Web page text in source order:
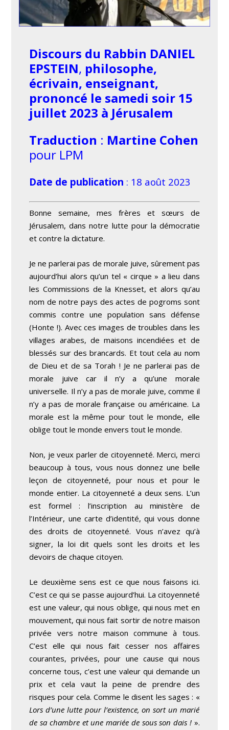
Discours du Rabbin DANIEL
EPSTEIN, philosophe,
écrivain, enseignant,
prononcé le samedi soir 15
juillet 2023 à Jérusalem
Traduction : Martine Cohen
pour LPM
Date de publication : 18 août 2023
Bonne semaine, mes frères et sœurs de
Jérusalem, dans notre lutte pour la démocratie
et contre la dictature.
Je ne parlerai pas de morale juive, sûrement pas
aujourd’hui alors qu’un tel « cirque » a lieu dans
les Commissions de la Knesset, et alors qu’au
nom de notre pays des actes de pogroms sont
commis contre une population sans défense
(Honte !). Avec ces images de troubles dans les
villages arabes, de maisons incendiées et de
blessés sur des brancards. Et tout cela au nom
de Dieu et de sa Torah ! Je ne parlerai pas de
morale juive car il n’y a qu’une morale
universelle. Il n’y a pas de morale juive, comme il
n’y a pas de morale française ou américaine. La
morale est la même pour tout le monde, elle
oblige tout le monde envers tout le monde.
Non, je veux parler de citoyenneté. Merci, merci
beaucoup à tous, vous nous donnez une belle
leçon de citoyenneté, pour nous et pour le
monde entier. La citoyenneté a deux sens. L’un
est formel : l’inscription au ministère de
l’Intérieur, une carte d’identité, qui vous donne
des droits de citoyenneté. Vous n’avez qu’à
signer, la loi dit quels sont les droits et les
devoirs de chaque citoyen.
Le deuxième sens est ce que nous faisons ici.
C’est ce qui se passe aujourd’hui. La citoyenneté
est une valeur, qui nous oblige, qui nous met en
mouvement, qui nous fait sortir de notre maison
privée vers notre maison commune à tous.
C’est elle qui nous fait cesser nos affaires
courantes, privées, pour une cause qui nous
concerne tous, c’est une valeur qui demande un
prix et cela vaut la peine de prendre des
risques pour cela. Comme le disent les sages : «
Lors d’une lutte pour l’existence, on sort un marié
de sa chambre et une mariée de sous son dais !».